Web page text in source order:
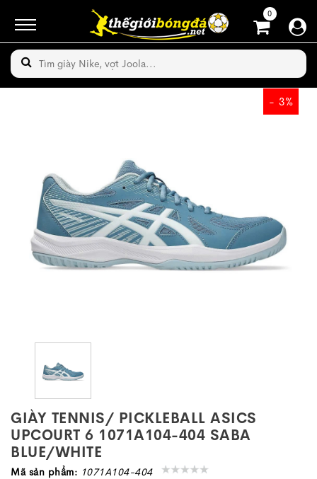
0
- 3%
GIÀY TENNIS/ PICKLEBALL ASICS
UPCOURT 6 1071A104-404 SABA
BLUE/WHITE
Mã sản phẩm: 1071A104-404